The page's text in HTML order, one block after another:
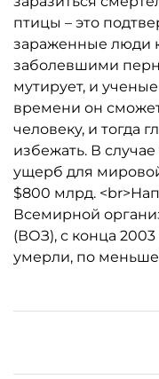
птицы – это
зараженные люди
заболевшими
мутирует, и
времени он
человеку, и тогда
избежать. В
ущерб для
$800 млрд.
Всемирной
(ВОЗ), с конца
умерли, по